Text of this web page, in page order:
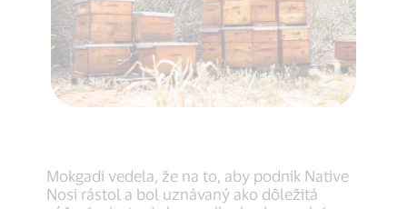
Mokgadi vedela, že na to, aby podnik Native
Nosi rástol a bol uznávaný ako dôležitá